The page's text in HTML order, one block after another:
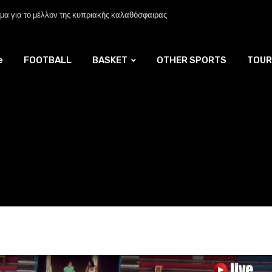
το μέλλον της κυπριακής καλαθόσφαιρας
FOOTBALL BASKET OTHER SPORTS